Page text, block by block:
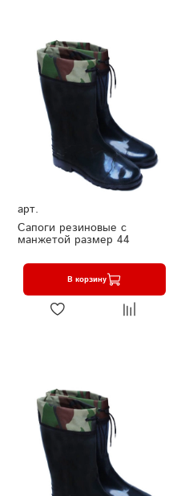
арт.
Сапоги резиновые с
манжетой размер 44
В корзину